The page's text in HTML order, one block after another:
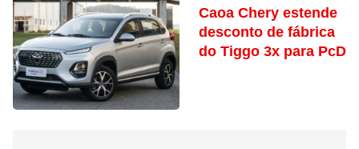
Caoa Chery estende
desconto de fábrica
do Tiggo 3x para PcD